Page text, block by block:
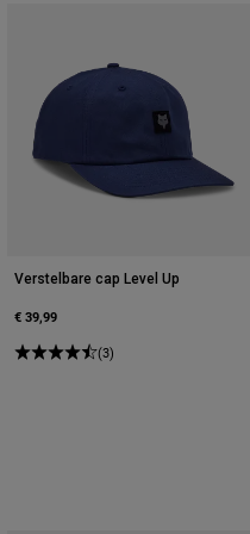
Verstelbare cap Level Up
€ 39,99
(3)